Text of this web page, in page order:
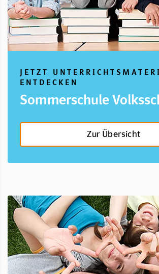
JETZT
ENTDECKEN
Sommerschule
Zur Übersicht